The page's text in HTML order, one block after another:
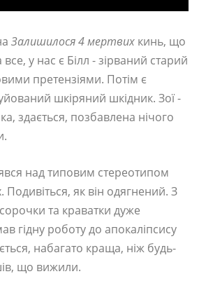
Залишилося 4 мертвих кинь, що
у нас є Білл - зірваний старий
претензіями. Потім є
шкіряний шкідник. Зої -
здається, позбавлена ​​нічого
над типовим стереотипом
як він одягнений. З
та краватки дуже
гідну роботу до апокаліпсису
набагато краща, ніж будь-
що вижили.